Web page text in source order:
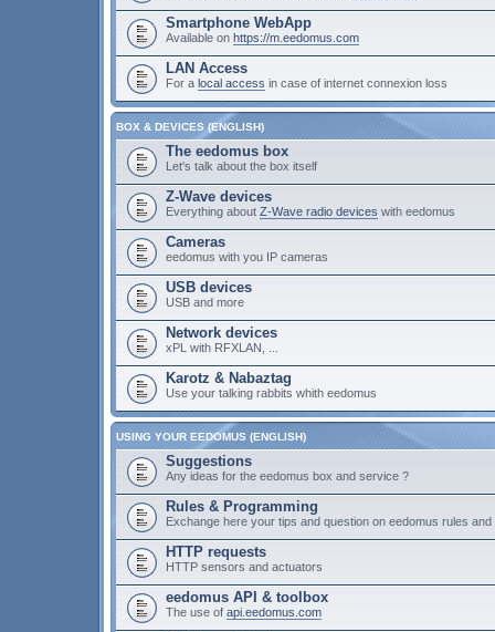
Smartphone WebApp
Available on https://m.eedomus.com
LAN Access
For a local access in case of internet connexion loss
BOX & DEVICES (ENGLISH)
The eedomus box
Let's talk about the box itself
Z-Wave devices
Everything about Z-Wave radio devices with eedomus
Cameras
eedomus with you IP cameras
USB devices
USB and more
Network devices
xPL with RFXLAN, ...
Karotz & Nabaztag
Use your talking rabbits whith eedomus
USING YOUR EEDOMUS (ENGLISH)
Suggestions
Any ideas for the eedomus box and service ?
Rules & Programming
Exchange here your tips and question on eedomus rules and
HTTP requests
HTTP sensors and actuators
eedomus API & toolbox
The use of api.eedomus.com